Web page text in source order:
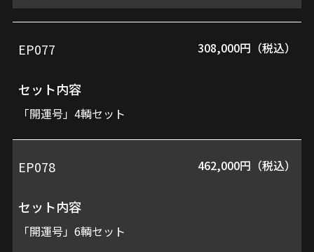
品セ
価
格
EP077 308,000円（税込）
セット内容
「開運号」4輌セット
EP078 462,000円（税込）
セット内容
「開運号」6輌セット